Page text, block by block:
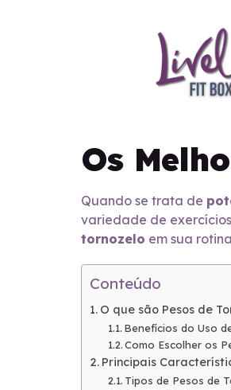
Os
Quando se trata de
variedade de
tornozelo em sua
Conteúdo
O que são Pesos de
Benefícios do Uso
Como Escolher os
Principais
Tipos de Pesos de